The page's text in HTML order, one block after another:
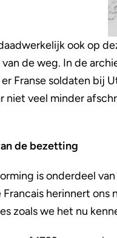
ook op
de weg. In de
Franse soldaten bij
niet veel minder
de bezetting
is onderdeel
Francais herinnert
zoals we het nu